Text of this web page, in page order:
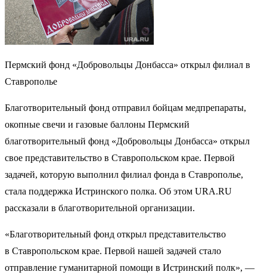
Пермский фонд «Добровольцы Донбасса» открыл филиал в
Ставрополье
Благотворительный фонд отправил бойцам медпрепараты,
окопные свечи и газовые баллоны Пермский
благотворительный фонд «Добровольцы Донбасса» открыл
свое представительство в Ставропольском крае. Первой
задачей, которую выполнил филиал фонда в Ставрополье,
стала поддержка Истринского полка. Об этом URA.RU
рассказали в благотворительной организации.
«Благотворительный фонд открыл представительство
в Ставропольском крае. Первой нашей задачей стало
отправление гуманитарной помощи в Истринский полк», —